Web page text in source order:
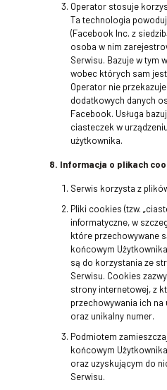
Operator stosuje
Ta technologia
(Facebook Inc. z
osoba w nim
Serwisu. Bazuje w tym
wobec których sam
Operator nie
dodatkowych danych
Facebook. Usługa
ciasteczek w
użytkownika.
8. Informacja o plikach
Serwis korzysta z
Pliki cookies (tzw.
informatyczne, w
które przechowywane
końcowym
są do korzystania ze
Serwisu. Cookies
strony internetowej, z
przechowywania ich
oraz unikalny numer.
Podmiotem
końcowym
oraz uzyskującym do
Serwisu.